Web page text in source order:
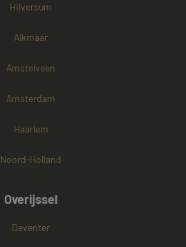
Hilversum
Alkmaar
Amstelveen
Amsterdam
Haarlem
Noord-Holland
Overijssel
Deventer